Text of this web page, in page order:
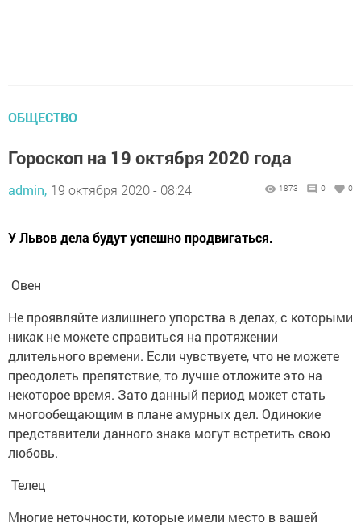
ОБЩЕСТВО
Гороскоп на 19 октября 2020 года
admin, 19 октября 2020 - 08:24 1873 0 0
У Львов дела будут успешно продвигаться.
Овен
Не проявляйте излишнего упорства в делах, с которыми
никак не можете справиться на протяжении
длительного времени. Если чувствуете, что не можете
преодолеть препятствие, то лучше отложите это на
некоторое время. Зато данный период может стать
многообещающим в плане амурных дел. Одинокие
представители данного знака могут встретить свою
любовь.
Телец
Многие неточности, которые имели место в вашей